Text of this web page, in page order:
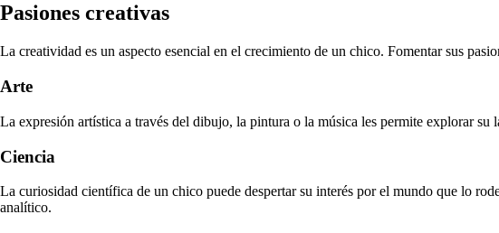
Pasiones creativas
La creatividad es un aspecto esencial en el crecimiento de un chico. Fomentar sus
Arte
La expresión artística a través del dibujo, la pintura o la música les permite explorar
Ciencia
La curiosidad científica de un chico puede despertar su interés por el mundo que lo
analítico.